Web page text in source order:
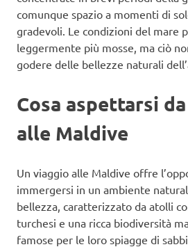
comunque spazio a momenti di
gradevoli. Le condizioni del mare
leggermente più mosse, ma ciò
godere delle bellezze naturali
Cosa aspettarsi
alle Maldive
Un viaggio alle Maldive offre
immergersi in un ambiente
bellezza, caratterizzato da atolli
turchesi e una ricca biodiversità
famose per le loro spiagge di